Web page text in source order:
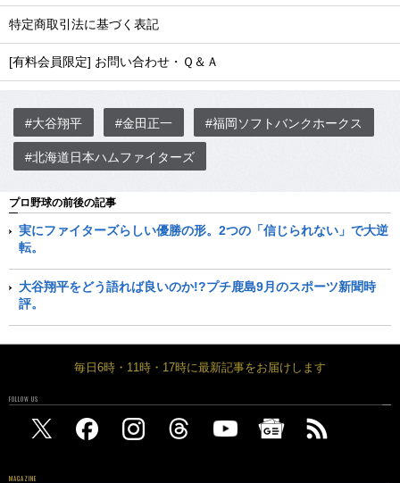
特定商取引法に基づく表記
[有料会員限定] お問い合わせ・Ｑ＆Ａ
#大谷翔平 #金田正一 #福岡ソフトバンクホークス
#北海道日本ハムファイターズ
プロ野球の前後の記事
実にファイターズらしい優勝の形。2つの「信じられない」で大逆
転。
大谷翔平をどう語れば良いのか!?プチ鹿島9月のスポーツ新聞時
評。
毎日6時・11時・17時に最新記事をお届けします
FOLLOW US
MAGAZINE